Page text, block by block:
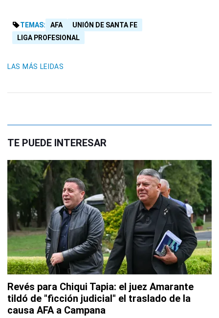
TEMAS: AFA
UNIÓN DE SANTA FE
LIGA PROFESIONAL
LAS MÁS LEIDAS
TE PUEDE INTERESAR
Revés para Chiqui Tapia: el juez Amarante
tildó de "ficción judicial" el traslado de la
causa AFA a Campana